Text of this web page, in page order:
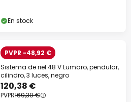
En stock
PVPR -48,92 €
Sistema de riel 48 V Lumaro, pendular,
cilindro, 3 luces, negro
120,38 €
PVPR169,30 €